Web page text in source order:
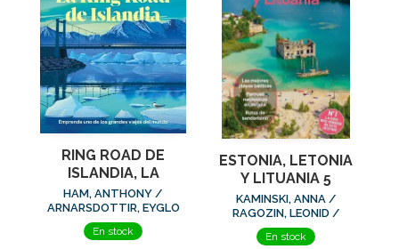
RING ROAD DE
ISLANDIA, LA
HAM, ANTHONY /
ARNARSDOTTIR, EYGLO
SVALA / AVERBUCK,
ALEXIS / BREMNER, JADE
En stock
ESTONIA, LETONIA
Y LITUANIA 5
KAMINSKI, ANNA /
RAGOZIN, LEONID /
ZINNA, ANGELO
En stock